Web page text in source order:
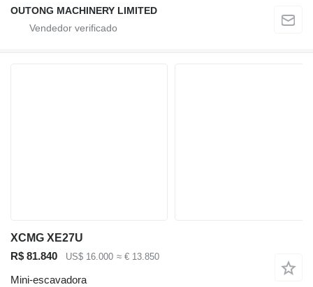
OUTONG MACHINERY LIMITED
XCMG XE27U
R$ 81.840
US$ 16.000 ≈ € 13.850
Mini-escavadora